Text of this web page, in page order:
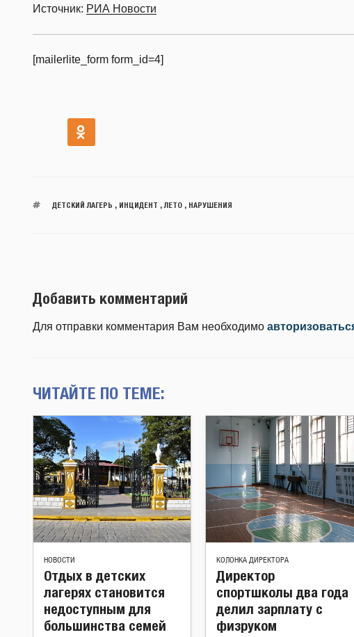
Источник: РИА Новости
[mailerlite_form form_id=4]
ДЕТСКИЙ ЛАГЕРЬ ИНЦИДЕНТ ЛЕТО, НАРУШЕНИЯ
Добавить комментарий
Для отправки комментария Вам необходимо
ЧИТАЙТЕ ПО ТЕМЕ:
НОВОСТИ
Отдых в детских
лагерях становится
недоступным для
большинства семей
КОЛОНКА ДИРЕКТОРА
Директор
спортшколы два года
делил зарплату с
физруком